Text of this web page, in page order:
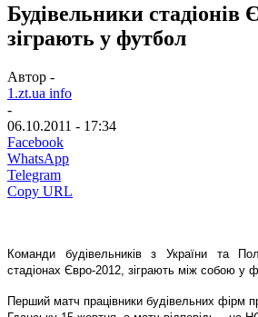
Будівельники стадіонів
зіграють у футбол
Автор -
1.zt.ua info
-
06.10.2011 - 17:34
Facebook
WhatsApp
Telegram
Copy URL
Команди будівельників з України та
стадіонах Євро-2012, зіграють між собою у
Перший матч працівники будівельних фірм